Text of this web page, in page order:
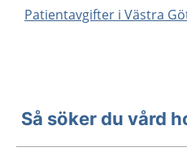
Patientavgifter i Västra
Så söker du vård